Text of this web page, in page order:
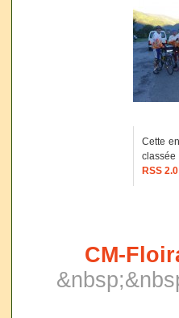
Cette
RSS 2.0
CM-